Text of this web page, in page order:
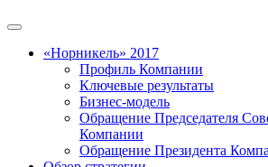
«Норникель» 2017
Профиль Компании
Ключевые результаты
Бизнес-модель
Обращение Председателя
Компании
Обращение Президента